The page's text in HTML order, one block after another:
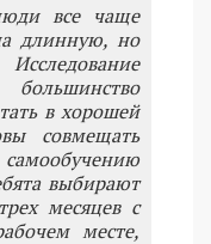
все чаще
длинную, но
в хорошей
совмещать
выбирают
месяцев с
месте,